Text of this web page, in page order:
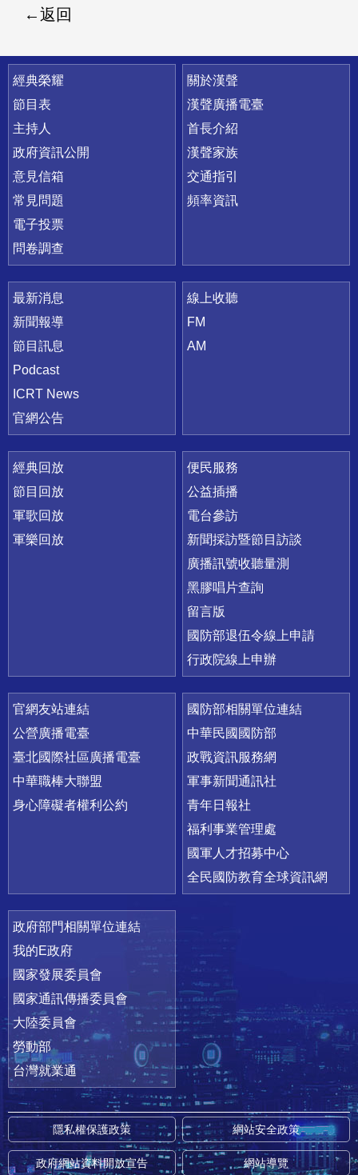
返回
快速連結
經典榮耀
節目表
主持人
政府資訊公開
意見信箱
常見問題
電子投票
問卷調查
關於漢聲
漢聲廣播電臺
首長介紹
漢聲家族
交通指引
頻率資訊
最新消息
新聞報導
節目訊息
Podcast
ICRT News
官網公告
線上收聽
FM
AM
經典回放
節目回放
軍歌回放
軍樂回放
便民服務
公益插播
電台參訪
新聞採訪暨節目訪談
廣播訊號收聽量測
黑膠唱片查詢
留言版
國防部退伍令線上申請
行政院線上申辦
官網友站連結
公營廣播電臺
臺北國際社區廣播電臺
中華職棒大聯盟
身心障礙者權利公約
國防部相關單位連結
中華民國國防部
政戰資訊服務網
軍事新聞通訊社
青年日報社
福利事業管理處
國軍人才招募中心
全民國防教育全球資訊網
政府部門相關單位連結
我的E政府
國家發展委員會
國家通訊傳播委員會
大陸委員會
勞動部
台灣就業通
隱私權保護政策 網站安全政策
政府網站資料開放宣告 網站導覽